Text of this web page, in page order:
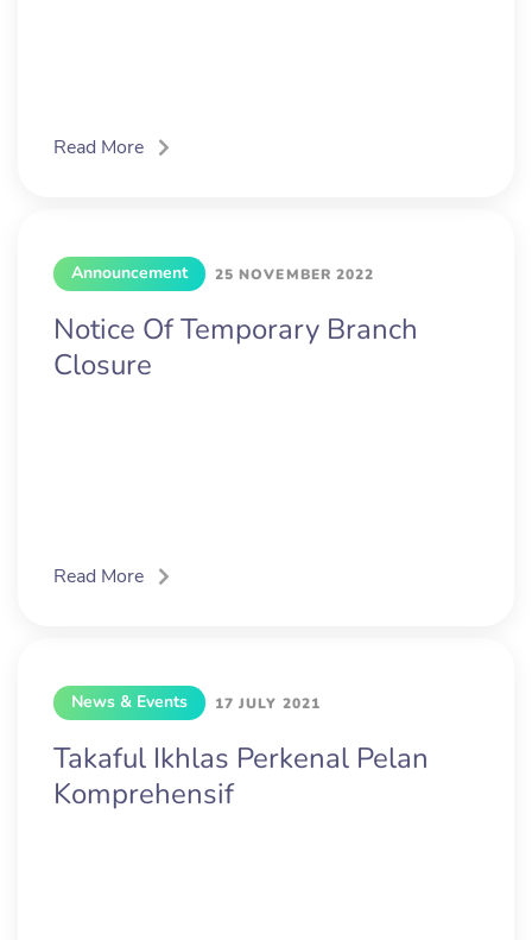
Read More
Announcement 25 NOVEMBER 2022
Notice Of Temporary Branch
Closure
Read More
News & Events 17 JULY 2021
Takaful Ikhlas Perkenal Pelan
Komprehensif